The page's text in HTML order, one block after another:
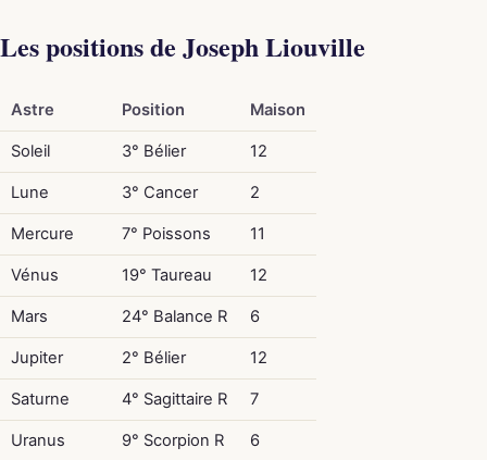
Les positions de Joseph Liouville
Astre Position Maison
Soleil 3° Bélier 12
Lune 3° Cancer 2
Mercure 7° Poissons 11
Vénus 19° Taureau 12
Mars 24° Balance R 6
Jupiter 2° Bélier 12
Saturne 4° Sagittaire R 7
Uranus 9° Scorpion R 6